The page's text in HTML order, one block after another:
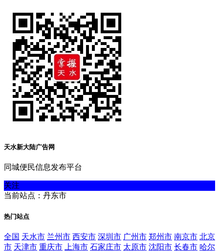
天水新大陆广告网
同城便民信息发布平台
关注
当前站点：丹东市
热门站点
全国 天水市 兰州市 西安市 深圳市 广州市 郑州市 南京市 北京
市 天津市 重庆市 上海市 石家庄市 太原市 沈阳市 长春市 哈尔